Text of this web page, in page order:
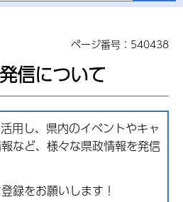
ページ番号：540438
信について
用し、県内のイベントやキャ
など、様々な県政情報を発信
録をお願いします！